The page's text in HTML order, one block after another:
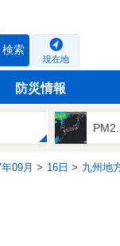
検索
現在地
防災情報
09月 16日 九州地